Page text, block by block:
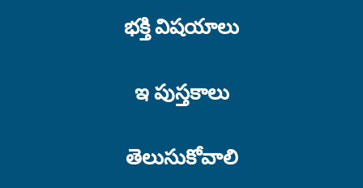
భక్తి విషయాలు
ఇ పుస్తకాలు
తెలుసుకోవాలి